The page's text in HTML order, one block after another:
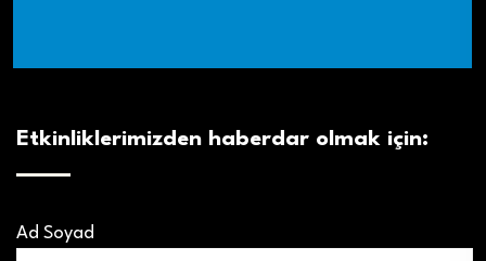
Etkinliklerimizden haberdar olmak için:
Ad Soyad